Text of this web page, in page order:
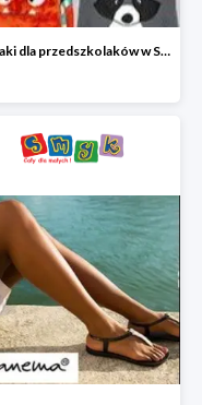
Plecaki dla przedszkolaków w Smyku do -40%